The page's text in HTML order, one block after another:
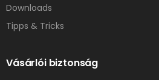
Downloads
Tipps & Tricks
Vásárlói biztonság